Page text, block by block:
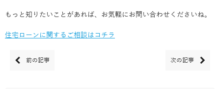
もっと知りたいことがあれば、お気軽にお問い合わせくださいね。
住宅ローンに関するご相談はコチラ
前の記事 次の記事